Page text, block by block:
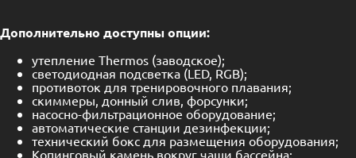
Дополнительно доступны опции:
утепление Thermos (заводское);
светодиодная подсветка (LED, RGB);
противоток для тренировочного плавания;
скиммеры, донный слив, форсунки;
насосно-фильтрационное оборудование;
автоматические станции дезинфекции;
технический бокс для размещения оборудования;
Копинговый камень вокруг чаши бассейна;